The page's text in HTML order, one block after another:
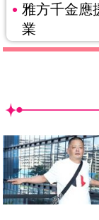
雅方千金
業